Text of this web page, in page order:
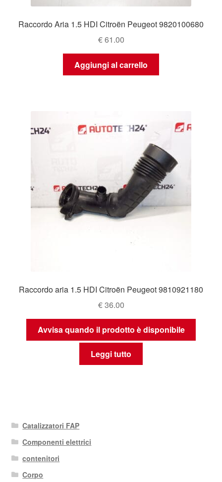
Raccordo Aria 1.5 HDI Citroën Peugeot 9820100680
€61.00
Aggiungi al carrello
Raccordo aria 1.5 HDI Citroën Peugeot 9810921180
€36.00
Avvisa quando il prodotto è disponibile
Leggi tutto
Catalizzatori FAP
Componenti elettrici
contenitori
Corpo